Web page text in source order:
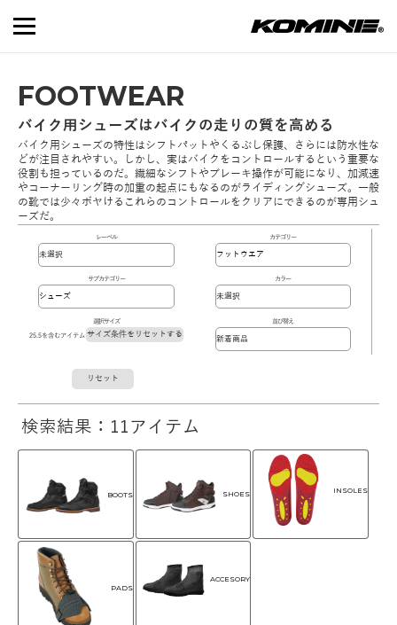
FOOTWEAR
バイク用シューズはバイクの走りの質を高める
バイク用シューズの特性はシフトパットやくるぶし保護、さらには防水性な
どが注目されやすい。しかし、実はバイクをコントロールするという重要な
役割も担っているのだ。繊細なシフトやブレーキ操作が可能になり、加減速
やコーナーリング時の加重の起点にもなるのがライディングシューズ。一般
の靴では少々ボヤけるこれらのコントロールをクリアにできるのが専用シュ
ーズだ。
レーベル カテゴリー
サブカテゴリー カラー
選択サイズ
25.5を含むアイテム サイズ条件をリセットする
並び替え
リセット
検索結果：11アイテム
BOOTS SHOES INSOLES
PADS
ACCESORY